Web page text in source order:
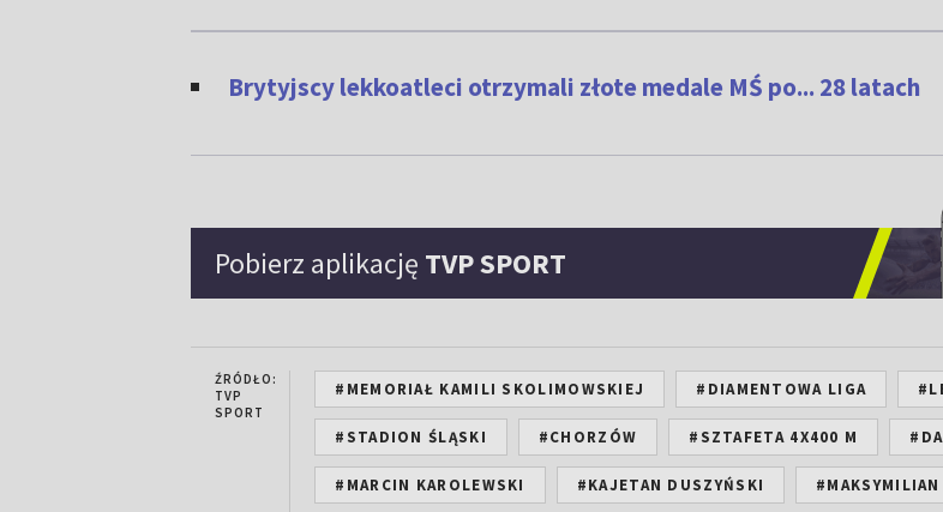
Brytyjscy lekkoatleci otrzymali złote medale MŚ po... 28 latach
Pobierz aplikację TVP SPORT
ŹRÓDŁO:
TVP
SPORT
#MEMORIAŁ KAMILI SKOLIMOWSKIEJ #DIAMENTOWA LIGA
#STADION ŚLĄSKI #CHORZÓW #SZTAFETA 4X400 M
#MARCIN KAROLEWSKI #KAJETAN DUSZYŃSKI #MAKSYMILIAN